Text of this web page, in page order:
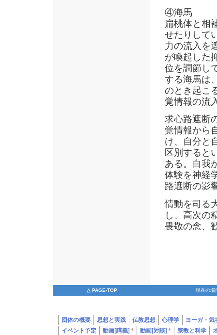
④海馬
扁桃体と相
せたりして
力の流入を
が喚起した
位を調節し
する海馬は
のとき起こ
覚情報の流
求心路遮断
覚情報から
け、自分と
区別すると
ある。自我
体験を神経
路遮断の影
情動を司る
し、高次の
畏敬の念、
△ PAGE-TOP 現在の場
団体の概要 思想と実践 仏教思想 心理学
ヨーガ・気
イベント予定
動画[講義] * 動画[対談] * 宗教と科学